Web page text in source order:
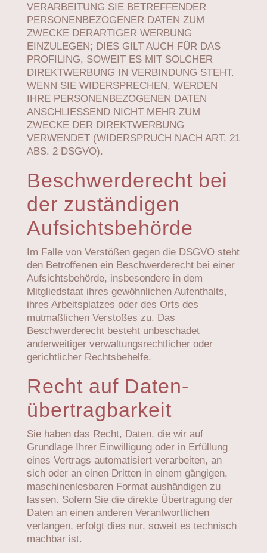
VERARBEITUNG SIE BETREFFENDER
PERSONENBEZOGENER DATEN ZUM
ZWECKE DERARTIGER WERBUNG
EINZULEGEN; DIES GILT AUCH FÜR DAS
PROFILING, SOWEIT ES MIT SOLCHER
DIREKTWERBUNG IN VERBINDUNG STEHT.
WENN SIE WIDERSPRECHEN, WERDEN
IHRE PERSONENBEZOGENEN DATEN
ANSCHLIESSEND NICHT MEHR ZUM
ZWECKE DER DIREKTWERBUNG
VERWENDET (WIDERSPRUCH NACH ART. 21
ABS. 2 DSGVO).
Beschwerde­recht bei
der zuständigen
Aufsichts­behörde
Im Falle von Verstößen gegen die DSGVO steht
den Betroffenen ein Beschwerderecht bei einer
Aufsichtsbehörde, insbesondere in dem
Mitgliedstaat ihres gewöhnlichen Aufenthalts,
ihres Arbeitsplatzes oder des Orts des
mutmaßlichen Verstoßes zu. Das
Beschwerderecht besteht unbeschadet
anderweitiger verwaltungsrechtlicher oder
gerichtlicher Rechtsbehelfe.
Recht auf Daten­
übertrag­barkeit
Sie haben das Recht, Daten, die wir auf
Grundlage Ihrer Einwilligung oder in Erfüllung
eines Vertrags automatisiert verarbeiten, an
sich oder an einen Dritten in einem gängigen,
maschinenlesbaren Format aushändigen zu
lassen. Sofern Sie die direkte Übertragung der
Daten an einen anderen Verantwortlichen
verlangen, erfolgt dies nur, soweit es technisch
machbar ist.